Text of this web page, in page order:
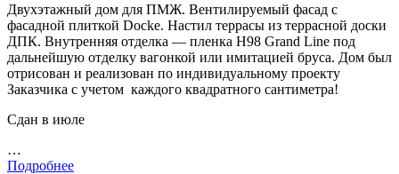
Двухэтажный дом для ПМЖ. Вентилируемый фасад с
фасадной плиткой Docke. Настил террасы из террасной доски
ДПК. Внутренняя отделка — пленка H98 Grand Line под
дальнейшую отделку вагонкой или имитацией бруса. Дом был
отрисован и реализован по индивидуальному проекту
Заказчика с учетом каждого квадратного сантиметра!
Сдан в июле
…
Подробнее